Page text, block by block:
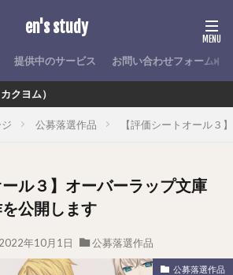
en's study
提供中のサービス お問い合わせフォーム
）
公募落選作品 【評価シートオール３
ール３】オーバーラップ文庫
公開します
2022年10月1日 公募落選作品
公募落選作品